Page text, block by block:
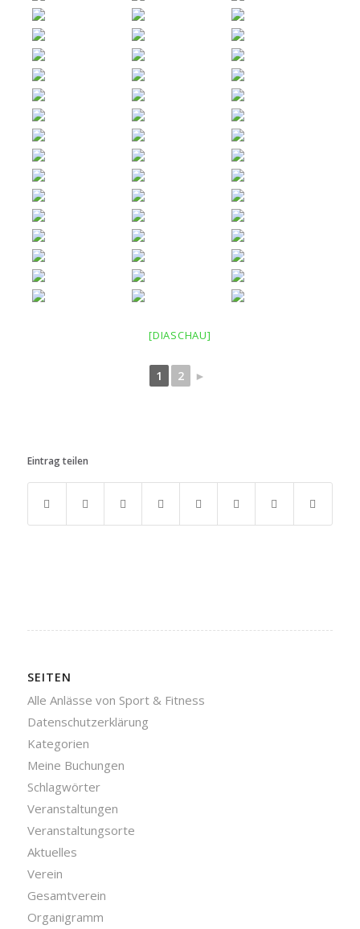
[DIASCHAU]
1 2 ►
Eintrag teilen
SEITEN
Alle Anlässe von Sport & Fitness
Datenschutzerklärung
Kategorien
Meine Buchungen
Schlagwörter
Veranstaltungen
Veranstaltungsorte
Aktuelles
Verein
Gesamtverein
Organigramm